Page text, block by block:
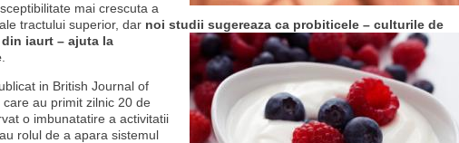
mai crescuta a
tractului superior, dar noi studii sugereaza ca probiticele – culturile de
iaurt – ajuta la
in British Journal of
au primit zilnic 20 de
o imbunatatire a activitatii
rolul de a apara sistemul